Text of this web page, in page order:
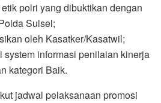
polri yang dibuktikan dengan
Sulsel;
oleh Kasatker/Kasatwil;
system informasi penilaian kinerja
kategori Baik.
jadwal pelaksanaan promosi